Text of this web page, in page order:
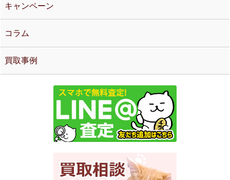
キャンペーン
コラム
買取事例